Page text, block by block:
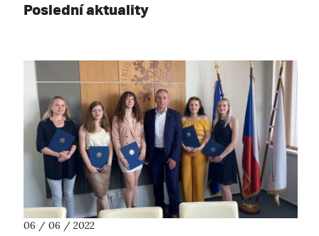
Poslední aktuality
06 / 06 / 2022